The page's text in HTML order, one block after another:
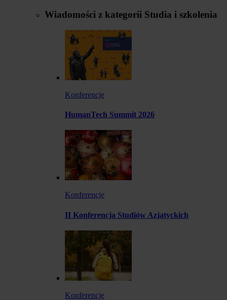
Wiadomości z kategorii Studia i szkolenia
Konferencje
HumanTech Summit 2026
Konferencje
II Konferencja Studiów Azjatyckich
Konferencje